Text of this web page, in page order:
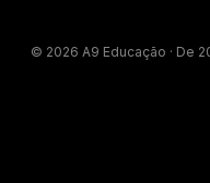
© 2026 A9 Educação · De